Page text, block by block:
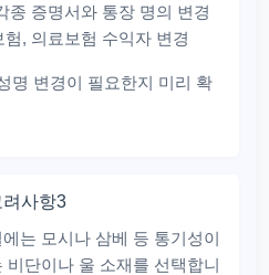
종 증명서와 통장 명의 변경
험, 의료보험 수익자 변경
명 변경이 필요한지 미리 확
려사항3
는 모시나 삼베 등 통기성이
비단이나 울 소재를 선택합니